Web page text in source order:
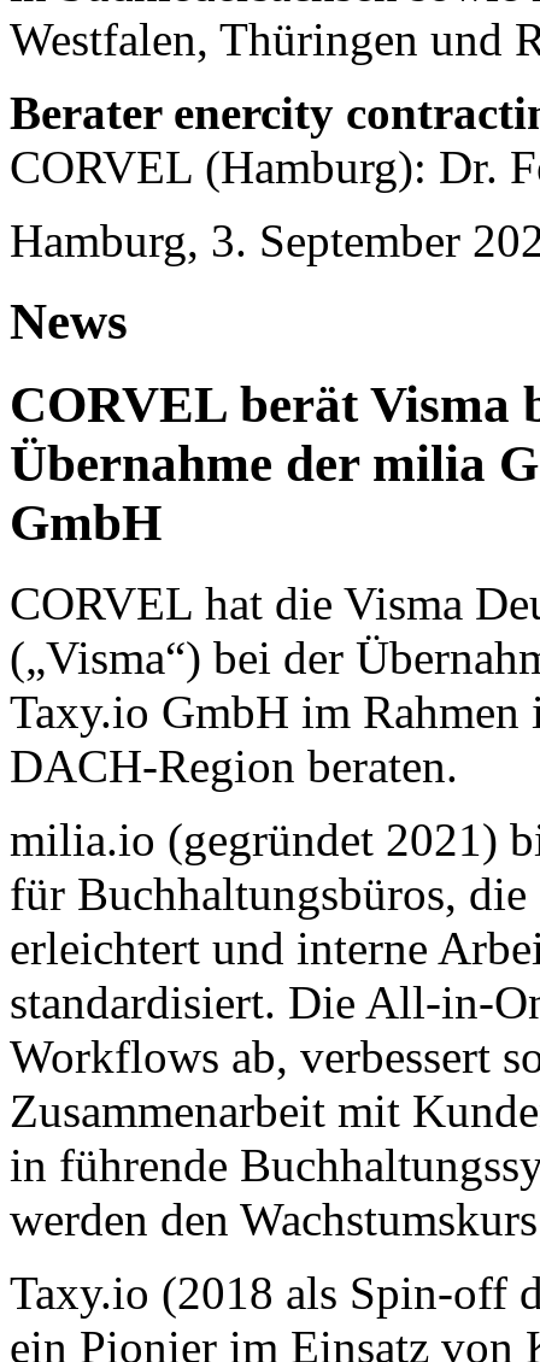
Westfalen, Thüringen und
Berater enercity
CORVEL (Hamburg): Dr.
Hamburg, 3. September
News
CORVEL berät Visma
Übernahme der milia
GmbH
CORVEL hat die Visma
(„Visma“) bei der
Taxy.io GmbH im
DACH-Region beraten.
milia.io (gegründet 2021)
für Buchhaltungsbüros,
erleichtert und interne
standardisiert. Die All-in-
Workflows ab, verbessert
Zusammenarbeit mit
in führende
werden den
Taxy.io (2018 als Spin-off
ein Pionier im Einsatz von